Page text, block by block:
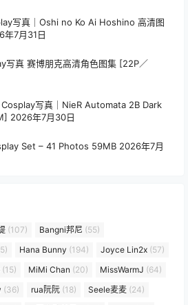
写真｜Oshi no Ko Ai Hoshino 高清图
年7月31日
写真 赛博朋克高清角色图集 [22P／
写真｜NieR Automata 2B Dark
2026年7月30日
Set – 41 Photos 59MB 2026年7月
(107) Bangni邦尼 (55)
Hana Bunny (194) Joyce Lin2x (57)
(15) MiMi Chan (20) MissWarmJ (64)
(36) rua阮阮 (18) Seele麦麦 (24)